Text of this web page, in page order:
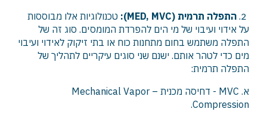
התפלה תרמית (MED, MVC):
טכנולוגיות אלו מבוססות
על אידוי ועיבוי של מי הים להפרדת המומסים. סוג זה של
התפלה משתמש בחום מתחנות כוח או בתי זיקוק לאידוי ועיבוי
מים כדי לטהר אותם. ישנם שני סוגים עיקריים לתהליך של
התפלה תרמית:
א.
MVC - דחיסה מכנית – Mechanical Vapor
Compression
.